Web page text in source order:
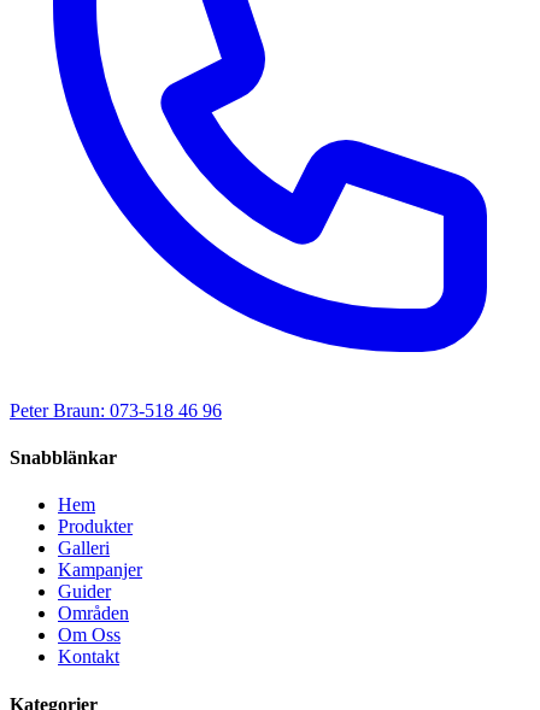
Peter Braun: 073-518 46 96
Snabblänkar
Hem
Produkter
Galleri
Kampanjer
Guider
Områden
Om Oss
Kontakt
Kategorier